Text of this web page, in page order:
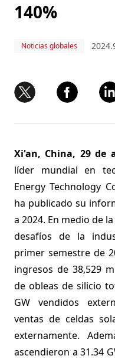
140%
Noticias globales
Xi'an, China, 29 de
líder mundial en
Energy Technology
ha publicado su
a 2024. En medio de
desafíos de la
primer semestre de
ingresos de 38,529
de obleas de silicio
GW vendidos
ventas de celdas
externamente.
ascendieron a 31.34